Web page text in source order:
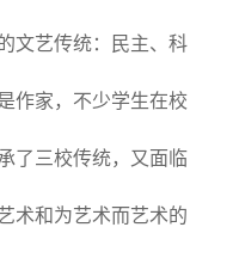
文艺传统：民主、科
作家，不少学生在校
了三校传统，又面临
术和为艺术而艺术的